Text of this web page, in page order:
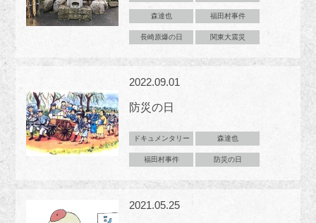
森達也 福田村事件
長崎原爆の日 関東大震災
2022.09.01
防災の日
ドキュメンタリー 森達也
福田村事件 防災の日
2021.05.25